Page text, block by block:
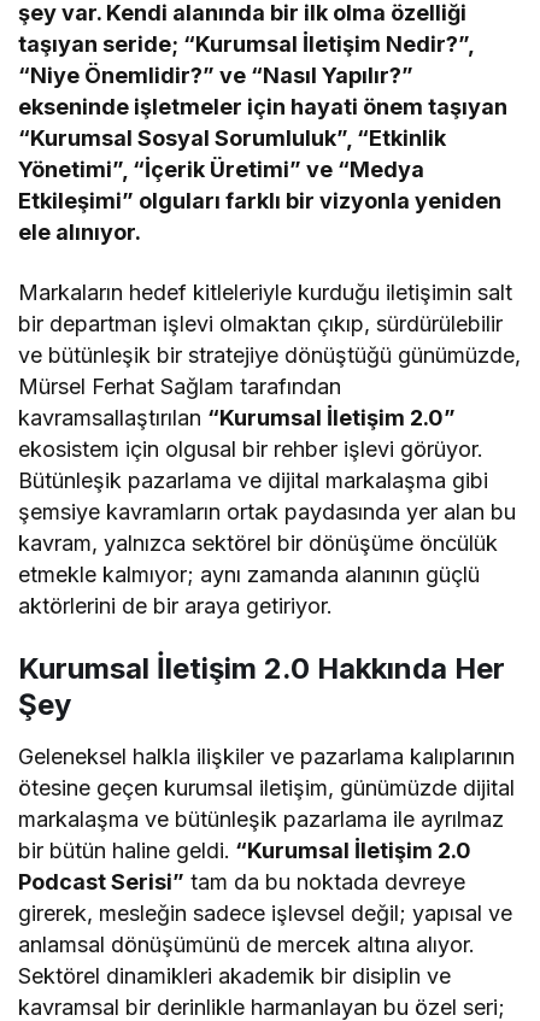
şey var. Kendi alanında bir ilk olma özelliği
taşıyan seride; “Kurumsal İletişim Nedir?”,
“Niye Önemlidir?” ve “Nasıl Yapılır?”
ekseninde işletmeler için hayati önem taşıyan
“Kurumsal Sosyal Sorumluluk”, “Etkinlik
Yönetimi”, “İçerik Üretimi” ve “Medya
Etkileşimi” olguları farklı bir vizyonla yeniden
ele alınıyor.
Markaların hedef kitleleriyle kurduğu iletişimin salt
bir departman işlevi olmaktan çıkıp, sürdürülebilir
ve bütünleşik bir stratejiye dönüştüğü günümüzde,
Mürsel Ferhat Sağlam tarafından
kavramsallaştırılan “Kurumsal İletişim 2.0”
ekosistem için olgusal bir rehber işlevi görüyor.
Bütünleşik pazarlama ve dijital markalaşma gibi
şemsiye kavramların ortak paydasında yer alan bu
kavram, yalnızca sektörel bir dönüşüme öncülük
etmekle kalmıyor; aynı zamanda alanının güçlü
aktörlerini de bir araya getiriyor.
Kurumsal İletişim 2.0 Hakkında Her
Şey
Geleneksel halkla ilişkiler ve pazarlama kalıplarının
ötesine geçen kurumsal iletişim, günümüzde dijital
markalaşma ve bütünleşik pazarlama ile ayrılmaz
bir bütün haline geldi. “Kurumsal İletişim 2.0
Podcast Serisi” tam da bu noktada devreye
girerek, mesleğin sadece işlevsel değil; yapısal ve
anlamsal dönüşümünü de mercek altına alıyor.
Sektörel dinamikleri akademik bir disiplin ve
kavramsal bir derinlikle harmanlayan bu özel seri;